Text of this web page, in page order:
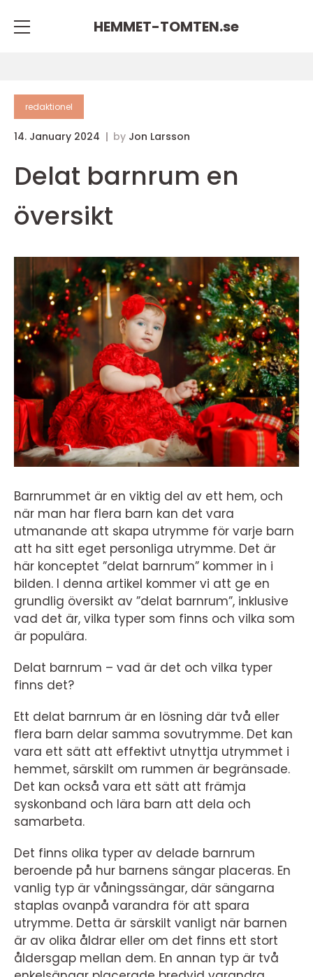
HEMMET-TOMTEN.se
redaktionel
14. January 2024 by Jon Larsson
Delat barnrum en
översikt
Barnrummet är en viktig del av ett hem, och
när man har flera barn kan det vara
utmanande att skapa utrymme för varje barn
att ha sitt eget personliga utrymme. Det är
här konceptet ”delat barnrum” kommer in i
bilden. I denna artikel kommer vi att ge en
grundlig översikt av ”delat barnrum”, inklusive
vad det är, vilka typer som finns och vilka som
är populära.
Delat barnrum – vad är det och vilka typer
finns det?
Ett delat barnrum är en lösning där två eller
flera barn delar samma sovutrymme. Det kan
vara ett sätt att effektivt utnyttja utrymmet i
hemmet, särskilt om rummen är begränsade.
Det kan också vara ett sätt att främja
syskonband och lära barn att dela och
samarbeta.
Det finns olika typer av delade barnrum
beroende på hur barnens sängar placeras. En
vanlig typ är våningssängar, där sängarna
staplas ovanpå varandra för att spara
utrymme. Detta är särskilt vanligt när barnen
är av olika åldrar eller om det finns ett stort
åldersgap mellan dem. En annan typ är två